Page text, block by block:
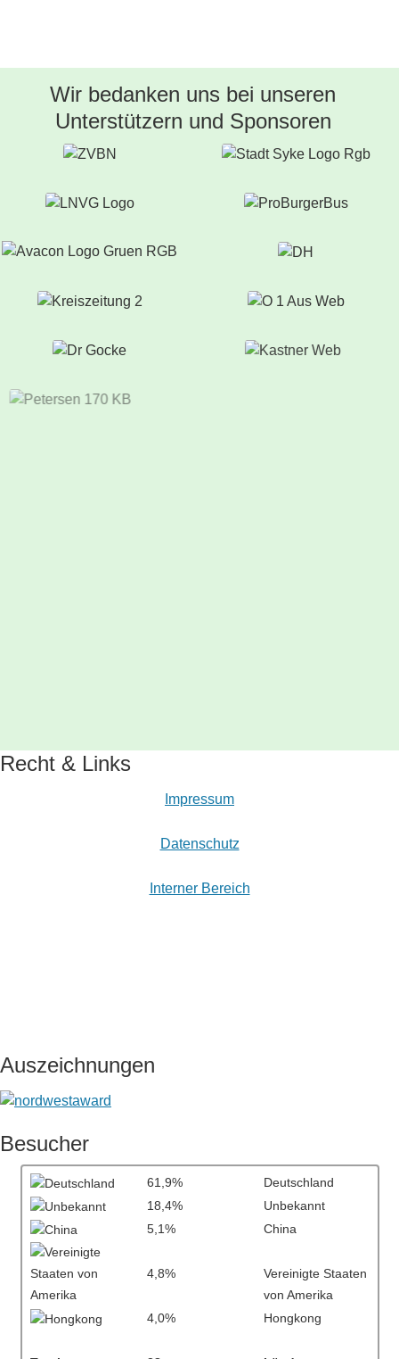
Wir bedanken uns bei unseren
Unterstützern und Sponsoren
Recht & Links
Impressum
Datenschutz
Interner Bereich
Auszeichnungen
Besucher
61,9%
Deutschland
18,4%
Unbekannt
5,1%
China
4,8%
Vereinigte Staaten
von Amerika
4,0%
Hongkong